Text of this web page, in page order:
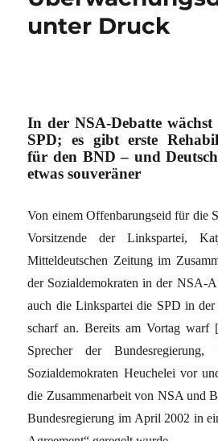
unter Druck
In der NSA-Debatte
SPD; es gibt erste
für den BND – und
etwas souveräner
Von einem Offenbarungseid für die
Vorsitzende der Linkspartei,
Mitteldeutschen Zeitung im
der Sozialdemokraten in der NSA-
auch die Linkspartei die SPD in der
scharf an. Bereits am Vortag warf
Sprecher der
Sozialdemokraten Heuchelei vor
die Zusammenarbeit von NSA und
Bundesregierung im April 2002 in